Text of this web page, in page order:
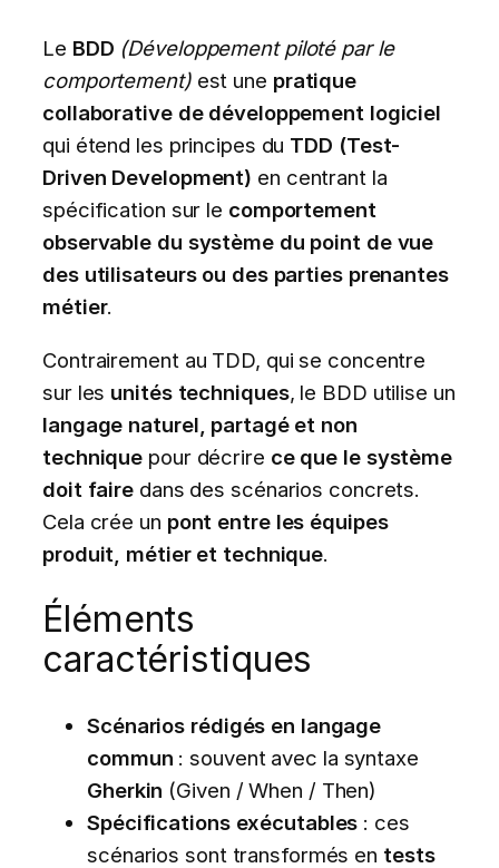
Le BDD (Développement piloté par le
comportement)est une pratique
collaborative de développement logiciel
qui étend les principes du TDD (Test-
Driven Development) en centrant la
spécification sur le comportement
observable du système du point de vue
des utilisateurs ou des parties prenantes
métier.
Contrairement au TDD, qui se concentre
sur les unités techniques, le BDD utilise un
langage naturel, partagé et non
technique pour décrire ce que le système
doit faire dans des scénarios concrets.
Cela crée un pont entre les équipes
produit, métier et technique.
Éléments
caractéristiques
Scénarios rédigés en langage
commun : souvent avec la syntaxe
Gherkin (Given / When / Then)
Spécifications exécutables : ces
scénarios sont transformés en tests